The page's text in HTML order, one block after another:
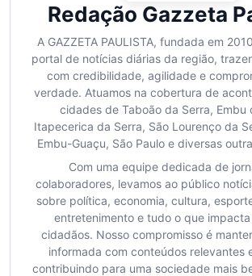
Redação Gazzeta
A GAZZETA PAULISTA, fundada em
portal de notícias diárias da região,
com credibilidade, agilidade e
verdade. Atuamos na cobertura de
cidades de Taboão da Serra, Embu
Itapecerica da Serra, São Lourenço da
Embu-Guaçu, São Paulo e diversas
Com uma equipe dedicada de
colaboradores, levamos ao público
sobre política, economia, cultura,
entretenimento e tudo o que
cidadãos. Nosso compromisso é
informada com conteúdos relevantes
contribuindo para uma sociedade mais